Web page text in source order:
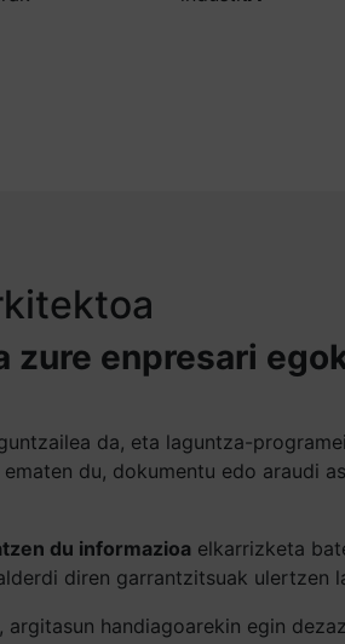
zure enpresari
da, eta laguntza-
du, dokumentu edo araudi
du informazioa elkarrizketa
diren garrantzitsuak ulertzen
, argitasun handiagoarekin egin